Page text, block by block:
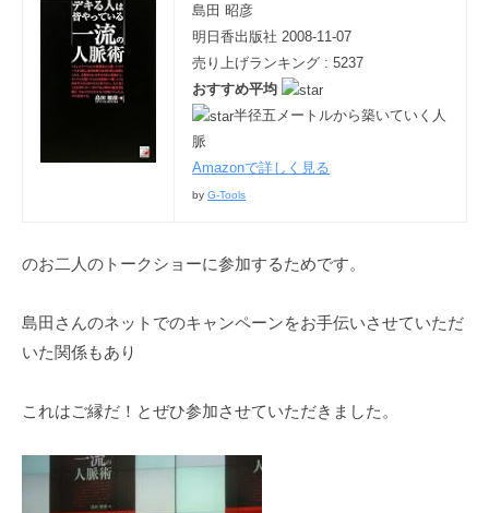
島田 昭彦
明日香出版社 2008-11-07
売り上げランキング : 5237
おすすめ平均
半径五メートルから築いていく人
脈
Amazonで詳しく見る
byG-Tools
のお二人のトークショーに参加するためです。
島田さんのネットでのキャンペーンをお手伝いさせていただ
いた関係もあり
これはご縁だ！とぜひ参加させていただきました。